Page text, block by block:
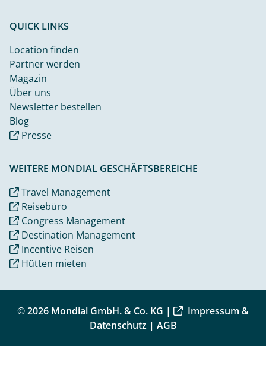
QUICK LINKS
Location finden
Partner werden
Magazin
Über uns
Newsletter bestellen
Blog
Presse
WEITERE MONDIAL GESCHÄFTSBEREICHE
Travel Management
Reisebüro
Congress Management
Destination Management
Incentive Reisen
Hütten mieten
© 2026 Mondial GmbH. & Co. KG |
Impressum &
Datenschutz| AGB